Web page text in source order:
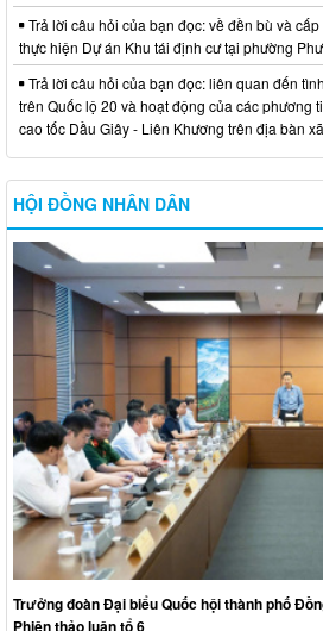
Trả lời câu hỏi của bạn đọc: về đền bù và
thực hiện Dự án Khu tái định cư tại phường
Trả lời câu hỏi của bạn đọc: liên quan đến
trên Quốc lộ 20 và hoạt động của các phương
cao tốc Dầu Giây - Liên Khương trên địa bàn
HỘI ĐỒNG NHÂN DÂN
Trưởng đoàn Đại biểu Quốc hội thành phố